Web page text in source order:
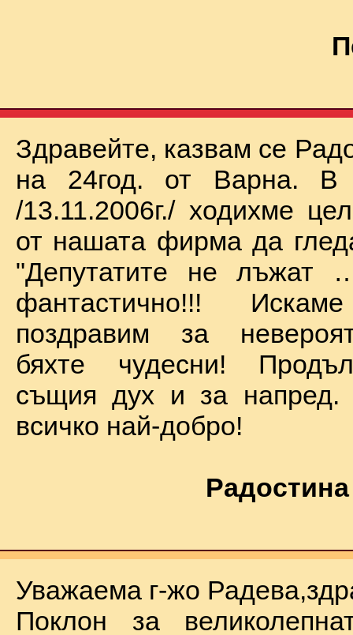
Здравейте, казвам се
на 24год. от Варна. В
/13.11.2006г./ ходихме
от нашата фирма да
"Депутатите не
фантастично!!!
поздравим за
бяхте чудесни!
същия дух и за
всичко най-добро!
Уважаема г-жо
Поклон за